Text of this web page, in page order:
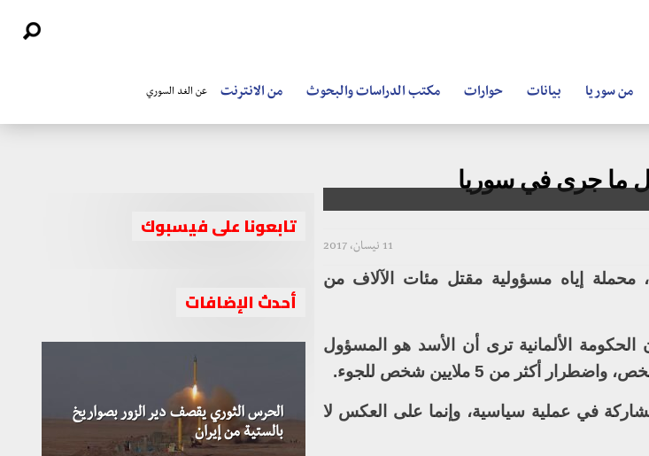
من سوريا بيانات حوارات مكتب الدراسات والبحوث من الانترنت عن الغد السوري
كل ما جرى في سوريا
11 نيسان، 2017
محملة إياه مسؤولية مقتل مئات الآلاف من
الألمانية ترى أن الأسد هو المسؤول
في عملية سياسية، وإنما على العكس لا
تابعونا على فيسبوك
أحدث الإضافات
الحرس الثوري يقصف دير الزور بصواريخ
بالستية من إيران